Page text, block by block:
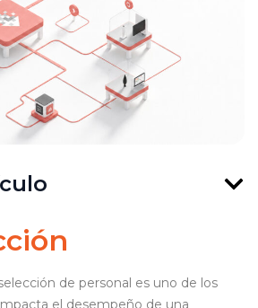
de personal es uno de los
el desempeño de una